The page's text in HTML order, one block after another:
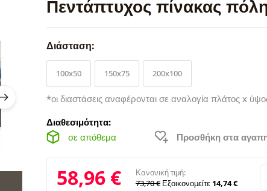
Πεντάπτυχος πίνακας
Διάσταση:
100x50 150x75 200x100
*οι διαστάσεις αναφέρονται σε αναλογία πλάτος x
Διαθεσιμότητα:
σε απόθεμα
Προσθήκη στα
58,96 €
Κανονική τιμή:
73,70 € Εξοικονομείτε 14,74 €